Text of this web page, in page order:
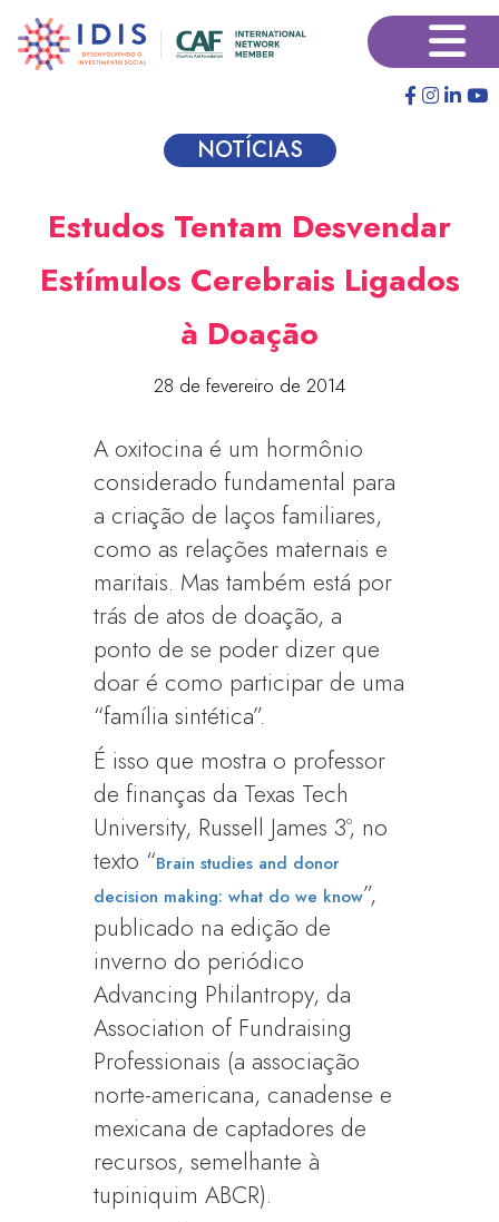
para
×
NOTÍCIAS
Estudos Tentam Desvendar
Estímulos Cerebrais Ligados
à Doação
28 de fevereiro de 2014
A oxitocina é um hormônio
considerado fundamental para
a criação de laços familiares,
como as relações maternais e
maritais. Mas também está por
trás de atos de doação, a
ponto de se poder dizer que
doar é como participar de uma
“família sintética”.
É isso que mostra o professor
de finanças da Texas Tech
University, Russell James 3º, no
texto “Brain studies and donor
decision making: what do we know”,
publicado na edição de
inverno do periódico
Advancing Philantropy, da
Association of Fundraising
Professionais (a associação
norte-americana, canadense e
mexicana de captadores de
recursos, semelhante à
tupiniquim ABCR).